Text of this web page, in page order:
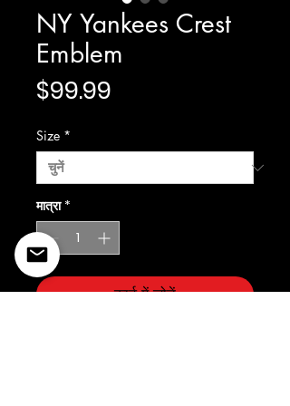
NY Yankees Crest
Emblem
$99.99
Size *
मात्रा *
कार्ट में जोड़ें